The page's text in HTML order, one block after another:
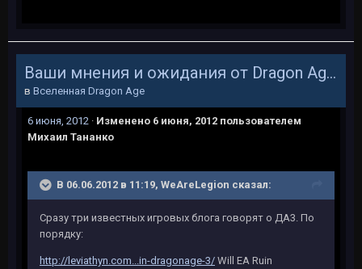
Ваши мнения и ожидания от Dragon Age 3
в Вселенная Dragon Age
6 июня, 2012 · Изменено 6 июня, 2012 пользователем
Михаил Тананко
В 06.06.2012 в 11:19, WeAreLegion сказал:
Сразу три известных игровых блога говорят о ДА3. По
порядку:
http://leviathyn.com...in-dragonage-3/ Will EA Ruin